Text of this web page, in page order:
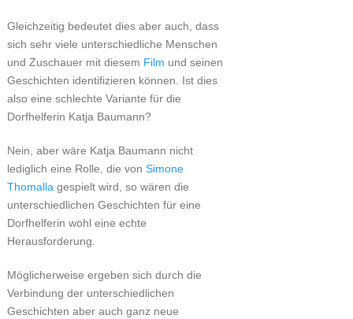
Gleichzeitig bedeutet dies aber auch, dass
sich sehr viele unterschiedliche Menschen
und Zuschauer mit diesem Film und seinen
Geschichten identifizieren können. Ist dies
also eine schlechte Variante für die
Dorfhelferin Katja Baumann?
Nein, aber wäre Katja Baumann nicht
lediglich eine Rolle, die von Simone
Thomallagespielt wird, so wären die
unterschiedlichen Geschichten für eine
Dorfhelferin wohl eine echte
Herausforderung.
Möglicherweise ergeben sich durch die
Verbindung der unterschiedlichen
Geschichten aber auch ganz neue